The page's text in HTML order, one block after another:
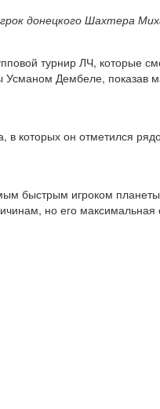
донецкого Шахтера
турнир ЛЧ, которые
Дембеле, показав
в которых он отметился
быстрым игроком
но его максимальная